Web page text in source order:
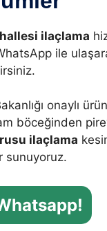
ilaçlama
ile
onaylı
böceğinden
ilaçlama
sunuyoruz.